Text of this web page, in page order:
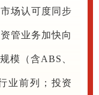
场认可度同步
管业务加快向
模（含ABS、
业前列；投资